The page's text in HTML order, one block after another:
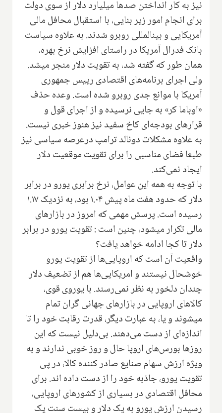
نیز به کار انداختن صدها میلیارد دلار از سوی دولت
برای انجام امور زیر بنایی، با استقبال محافل مالی
آمریکایی و بینالمللی روبرو شدند. به علاوه سیاست
بانک فدرال آمریکا در راستای افزایش نرخ بهره،
همان طور که گفته شد، به تقویت دلار منجر میشد.
ولی اجرای برنامه‌های اقتصادی رییس جمهوری
آمریکا با موانع جدی روبرو شده است. وعده حذف
«اوباما کر» به جایی نرسیده و از اجرای قول و
قرارهای بودجه‌ای کاخ سفید نیز هنوز خبری نیست.
به علاوه مشکلات دونالد ترامپ درعرصه سیاسی نیز
طبعا فضای مناسبی را برای تقویت موقعیت دلار
ایجاد نمی‌کند.
با توجه به همه این عوامل، نرخ برابری یورو در برابر
دلار که حدود هفت ماه پیش ۱.۰۴ بود، به نزدیک ۱.۱۷
رسیده است. پرسش مهمی که امروز در بازارهای
مالی تکرار میشود، چنین است : تقویت یورو در برابر
دلار تا کجا ادامه خواهد یافت؟
واقعیت آن است که اروپایی‌ها از تقویت یورو
خوشحال نیستند و امریکایی‌ها هم از تضعیف دلار
چندان دلخور به نظر نمی‌رسند. با یوروی قوی،
کالاهای اروپایی در بازارهای جهانی گران تمام
میشوند و یا، به عبارت دیگر، قدرت رقابت خود را تا
اندازه‌ای از دست می‌دهند. بی‌دلیل نیست که این
روزها بورس‌های اروپا حال و روز خوبی ندارند و به
ویژه ارزش سهام صنایع صادر کننده کالا، در پی
تقویت یورو، جاذبه خود را از دست داده اند. برای
محافل اقتصادی در بسیاری از کشورهای اروپایی،
رسیدن ارزش یورو به یک دلار و بیست سنت یک